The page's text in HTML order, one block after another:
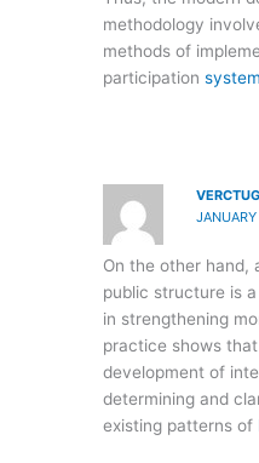
methodology
methods of
participation
On the other
public structure is
in strengthening
practice shows
development of
determining and
existing patterns of